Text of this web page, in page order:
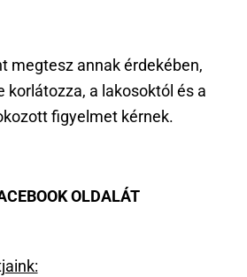
megtesz annak érdekében,
korlátozza, a lakosoktól és a
figyelmet kérnek.
OLDALÁT